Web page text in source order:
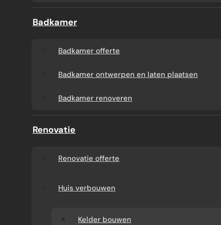
Badkamer
Badkamer offerte
Badkamer ontwerpen en laten plaatsen
Badkamer renoveren
Renovatie
Renovatie offerte
Huis verbouwen
Kelder bouwen